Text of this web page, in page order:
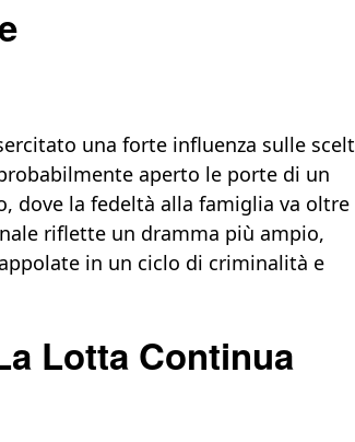
una forte influenza sulle
aperto le porte di un
dove la fedeltà alla famiglia va oltre
riflette un dramma più ampio,
in un ciclo di criminalità e
Lotta Continua